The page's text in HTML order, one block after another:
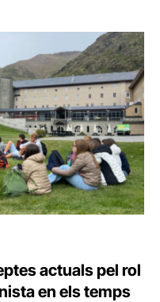
actuals pel rol
en els temps